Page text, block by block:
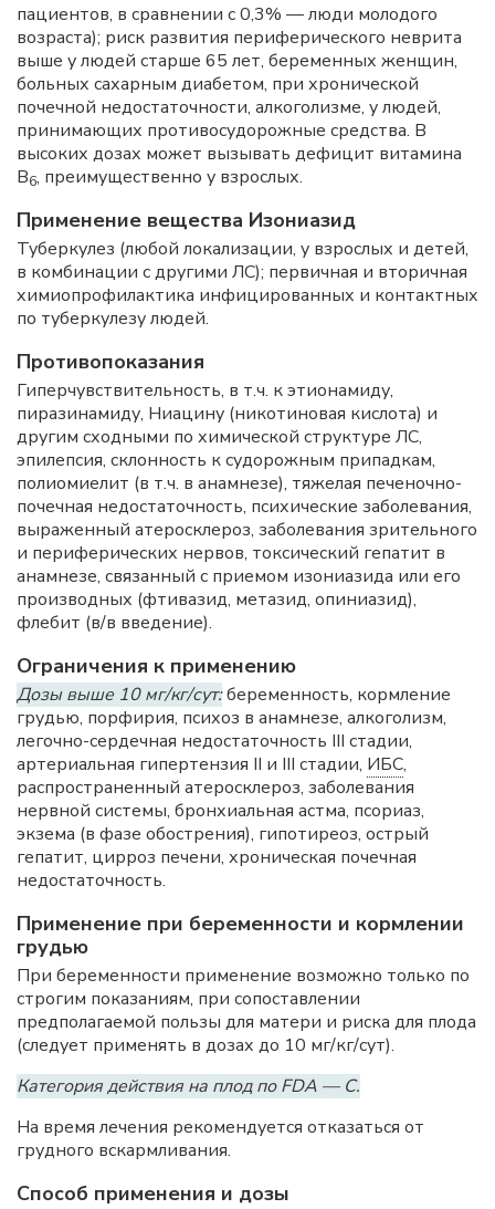
пациентов, в сравнении с 0,3% — люди молодого
возраста); риск развития периферического неврита
выше у людей старше 65 лет, беременных женщин,
больных сахарным диабетом, при хронической
почечной недостаточности, алкоголизме, у людей,
принимающих противосудорожные средства. В
высоких дозах может вызывать дефицит витамина
В6, преимущественно у взрослых.
Применение вещества Изониазид
Туберкулез (любой локализации, у взрослых и детей,
в комбинации с другими ЛС); первичная и вторичная
химиопрофилактика инфицированных и контактных
по туберкулезу людей.
Противопоказания
Гиперчувствительность, в т.ч. к этионамиду,
пиразинамиду, Ниацину (никотиновая кислота) и
другим сходными по химической структуре ЛС,
эпилепсия, склонность к судорожным припадкам,
полиомиелит (в т.ч. в анамнезе), тяжелая печеночно-
почечная недостаточность, психические заболевания,
выраженный атеросклероз, заболевания зрительного
и периферических нервов, токсический гепатит в
анамнезе, связанный с приемом изониазида или его
производных (фтивазид, метазид, опиниазид),
флебит (в/в введение).
Ограничения к применению
Дозы выше 10 мг/кг/сут:беременность, кормление
грудью, порфирия, психоз в анамнезе, алкоголизм,
легочно-сердечная недостаточность III стадии,
артериальная гипертензия II и III стадии, ИБС,
распространенный атеросклероз, заболевания
нервной системы, бронхиальная астма, псориаз,
экзема (в фазе обострения), гипотиреоз, острый
гепатит, цирроз печени, хроническая почечная
недостаточность.
Применение при беременности и кормлении
грудью
При беременности применение возможно только по
строгим показаниям, при сопоставлении
предполагаемой пользы для матери и риска для плода
(следует применять в дозах до 10 мг/кг/сут).
Категория действия на плод по FDA — C.
На время лечения рекомендуется отказаться от
грудного вскармливания.
Способ применения и дозы